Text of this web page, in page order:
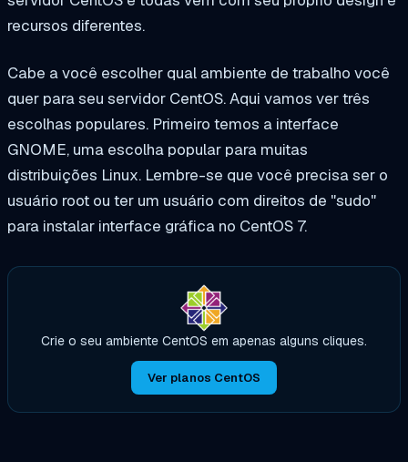
recursos diferentes.
Cabe a você escolher qual ambiente de trabalho você
quer para seu servidor CentOS. Aqui vamos ver três
escolhas populares. Primeiro temos a interface
GNOME, uma escolha popular para muitas
distribuições Linux. Lembre-se que você precisa ser o
usuário root ou ter um usuário com direitos de "sudo"
para instalar interface gráfica no CentOS 7.
Crie o seu ambiente CentOS em apenas alguns cliques.
Ver planos CentOS